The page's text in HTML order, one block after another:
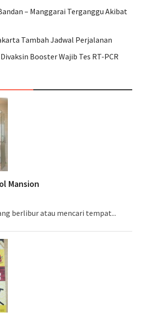
– Manggarai Terganggu Akibat
Tambah Jadwal Perjalanan
Booster Wajib Tes RT-PCR
Mansion
berlibur atau mencari tempat...